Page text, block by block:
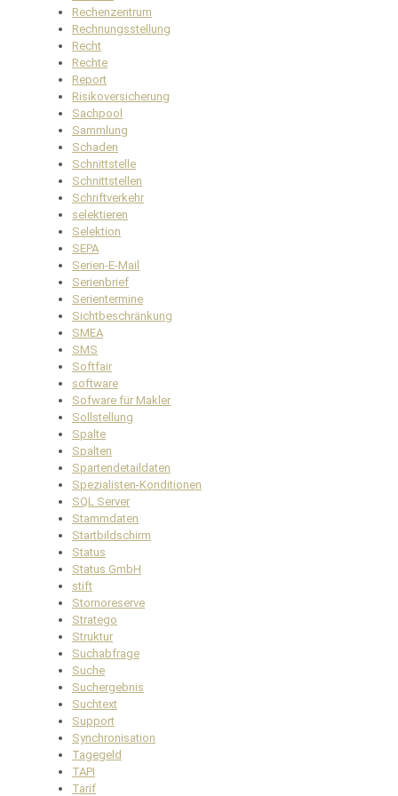
Rechenzentrum
Rechnungsstellung
Recht
Rechte
Report
Risikoversicherung
Sachpool
Sammlung
Schaden
Schnittstelle
Schnittstellen
Schriftverkehr
selektieren
Selektion
SEPA
Serien-E-Mail
Serienbrief
Serientermine
Sichtbeschränkung
SMEA
SMS
Softfair
software
Sofware für Makler
Sollstellung
Spalte
Spalten
Spartendetaildaten
Spezialisten-Konditionen
SQL Server
Stammdaten
Startbildschirm
Status
Status GmbH
stift
Stornoreserve
Stratego
Struktur
Suchabfrage
Suche
Suchergebnis
Suchtext
Support
Synchronisation
Tagegeld
TAPI
Tarif